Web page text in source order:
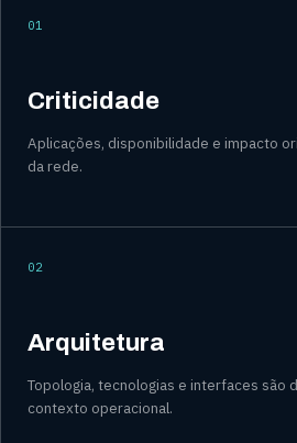
01
Criticidade
Aplicações, disponibilidade e impacto
da rede.
02
Arquitetura
Topologia, tecnologias e interfaces são
contexto operacional.